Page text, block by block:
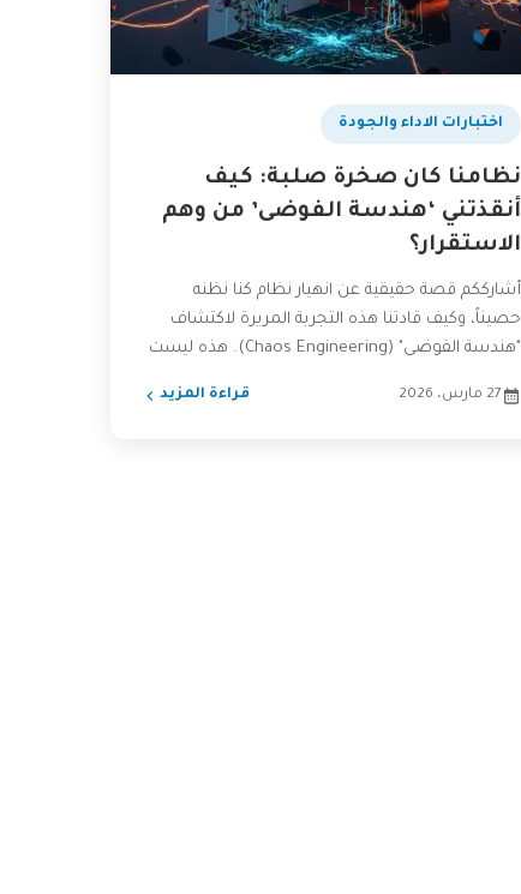
اختبارات الاداء والجودة
نظامنا كان صخرة صلبة: كيف
أنقذتني ‘هندسة الفوضى’ من وهم
الاستقرار؟
أشارككم قصة حقيقية عن انهيار نظام كنا نظنه
حصيناً، وكيف قادتنا هذه التجربة المريرة لاكتشاف
"هندسة الفوضى" (Chaos Engineering). هذه ليست
27 مارس، 2026 قراءة المزيد